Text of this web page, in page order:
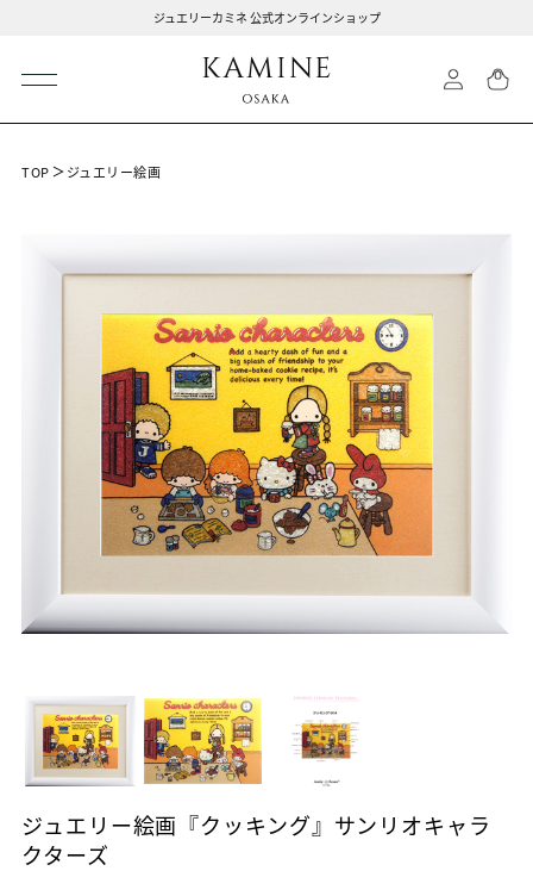
ジュエリーカミネ 公式オンラインショップ
TOP ジュエリー絵画
ジュエリー絵画『クッキング』サンリオキャラ
クターズ